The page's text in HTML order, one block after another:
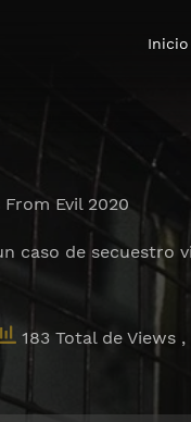
Inicio
Evil 2020
caso de
183 Total de Views ,